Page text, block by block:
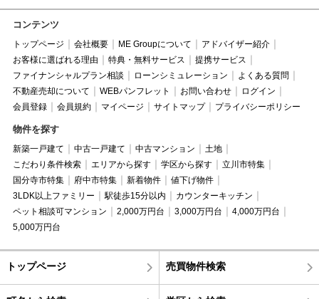
コンテンツ
トップページ 会社概要 ME Groupについて
アドバイザー紹介
お客様に選ばれる理由
特典・無料サービス
提携サービス
ファイナンシャルプラン相談
ローンシミュレーション
よくある質問
不動産売却について
WEBパンフレット お問い合わせ
ログイン
会員登録
会員規約 マイページ サイトマップ プライバシーポリシー
物件を探す
新築一戸建て 中古一戸建て 中古マンション
土地
こだわり条件検索
エリアから探す 学区から探す
立川市特集
国分寺市特集
府中市特集 新着物件
値下げ物件
3LDK以上ファミリー
駅徒歩15分以内
カウンターキッチン
ペット相談可マンション
2,000万円台 3,000万円台
4,000万円台
5,000万円台
トップページ 売買物件検索